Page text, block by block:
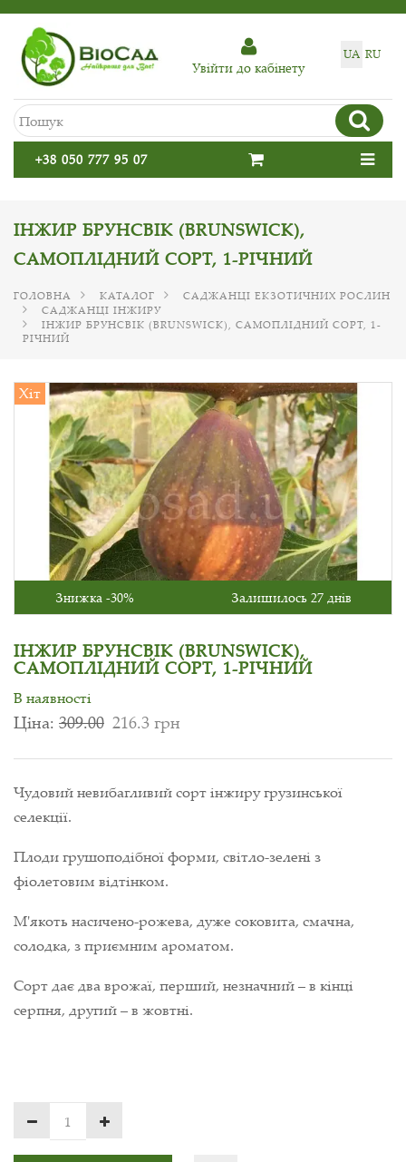
UA RU
Увiйти до кабiнету
+38 050 777 95 07
ІНЖИР БРУНСВІК (BRUNSWICK),
САМОПЛІДНИЙ СОРТ, 1-РІЧНИЙ
ГОЛОВНА КАТАЛОГ
САДЖАНЦІ ЕКЗОТИЧНИХ РОСЛИН
САДЖАНЦІ ІНЖИРУ
ІНЖИР БРУНСВІК (BRUNSWICK), САМОПЛІДНИЙ СОРТ, 1-
РІЧНИЙ
Хіт
Знижка -30% Залишилось 27 днів
ІНЖИР БРУНСВІК (BRUNSWICK),
САМОПЛІДНИЙ СОРТ, 1-РІЧНИЙ
В наявності
Ціна: 309.00 216.3 грн
Чудовий невибагливий сорт інжиру грузинської
селекції.
Плоди грушоподібної форми, світло-зелені з
фіолетовим відтінком.
М'якоть насичено-рожева, дуже соковита, смачна,
солодка, з приємним ароматом.
Сорт дає два врожаї, перший, незначний – в кінці
серпня, другий – в жовтні.